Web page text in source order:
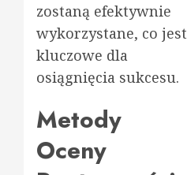
zostaną efektywnie
wykorzystane, co jest
kluczowe dla
osiągnięcia sukcesu.
Metody
Oceny